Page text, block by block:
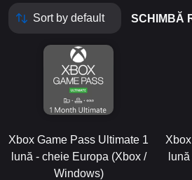
SCHIMBĂ
Xbox Game Pass Ultimate 1
lună - cheie Europa (Xbox /
Windows)